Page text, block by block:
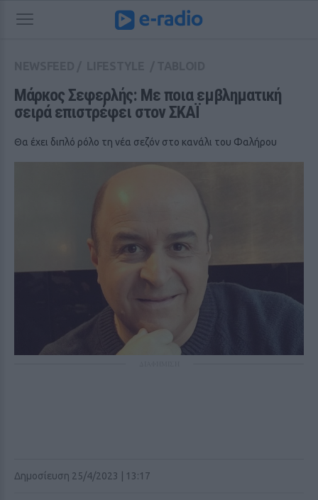
Μάρκος Σεφερλής: Με ποια εμβληματική
σειρά επιστρέφει στον ΣΚΑΪ
Θα έχει διπλό ρόλο τη νέα σεζόν στο κανάλι του Φαλήρου
Δημοσίευση 25/4/2023 | 13:17